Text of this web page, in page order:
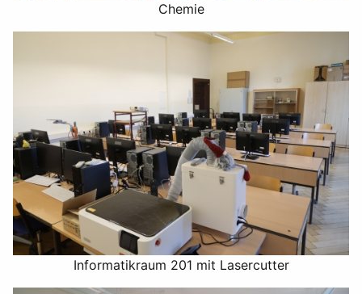
Chemie
Informatikraum 201 mit Lasercutter